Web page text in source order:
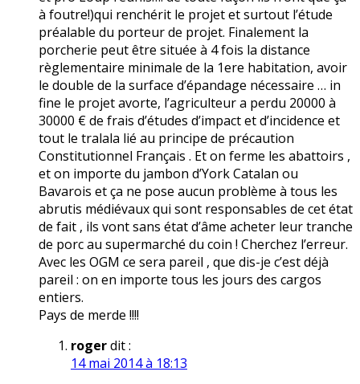
à foutre!)qui renchérit le projet et surtout l’étude
préalable du porteur de projet. Finalement la
porcherie peut être située à 4 fois la distance
règlementaire minimale de la 1ere habitation, avoir
le double de la surface d’épandage nécessaire … in
fine le projet avorte, l’agriculteur a perdu 20000 à
30000 € de frais d’études d’impact et d’incidence et
tout le tralala lié au principe de précaution
Constitutionnel Français . Et on ferme les abattoirs ,
et on importe du jambon d’York Catalan ou
Bavarois et ça ne pose aucun problème à tous les
abrutis médiévaux qui sont responsables de cet état
de fait , ils vont sans état d’âme acheter leur tranche
de porc au supermarché du coin ! Cherchez l’erreur.
Avec les OGM ce sera pareil , que dis-je c’est déjà
pareil : on en importe tous les jours des cargos
entiers.
Pays de merde !!!!
rogerdit :
14 mai 2014 à 18:13